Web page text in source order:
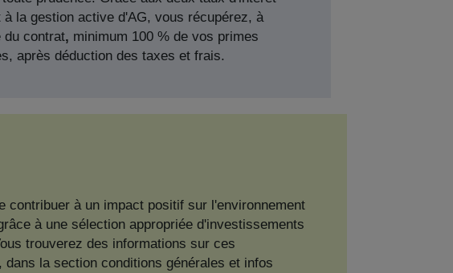
à la gestion active d'AG, vous récupérez, à
du contrat, minimum 100 % de vos primes
après déduction des taxes et frais.
contribuer à un impact positif sur l'environnement
à une sélection appropriée d'investissements
trouverez des informations sur ces
la section conditions générales et infos